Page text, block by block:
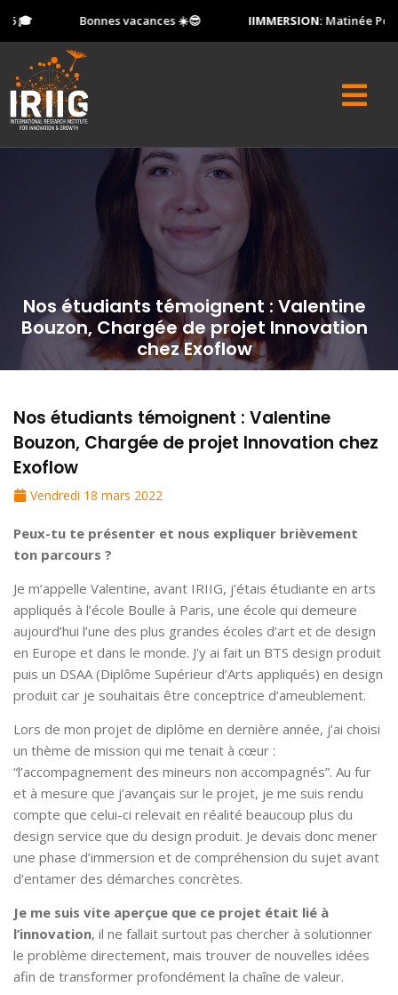
Bonnes vacances ☀️😎 IIMMERSION:Matinée Portes
Nos étudiants témoignent : Valentine
Bouzon, Chargée de projet Innovation
chez Exoflow
Nos étudiants témoignent : Valentine
Bouzon, Chargée de projet Innovation chez
Exoflow
Vendredi 18 mars 2022
Peux-tu te présenter et nous expliquer brièvement
ton parcours ?
Je m’appelle Valentine, avant IRIIG, j’étais étudiante en arts
appliqués à l’école Boulle à Paris, une école qui demeure
aujourd’hui l’une des plus grandes écoles d’art et de design
en Europe et dans le monde. J'y ai fait un BTS design produit
puis un DSAA (Diplôme Supérieur d’Arts appliqués) en design
produit car je souhaitais être conceptrice d’ameublement.
Lors de mon projet de diplôme en dernière année, j’ai choisi
un thème de mission qui me tenait à cœur :
“l’accompagnement des mineurs non accompagnés”. Au fur
et à mesure que j’avançais sur le projet, je me suis rendu
compte que celui-ci relevait en réalité beaucoup plus du
design service que du design produit. Je devais donc mener
une phase d’immersion et de compréhension du sujet avant
d’entamer des démarches concrètes.
Je me suis vite aperçue que ce projet était lié à
l’innovation, il ne fallait surtout pas chercher à solutionner
le problème directement, mais trouver de nouvelles idées
afin de transformer profondément la chaîne de valeur.